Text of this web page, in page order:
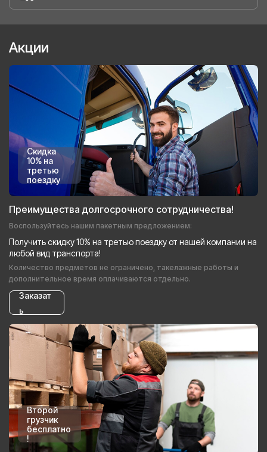
Акции
Скидка
10% на
третью
поездку
Преимущества долгосрочного сотрудничества!
Воспользуйтесь нашим пакетным предложением:
Получить скидку 10% на третью поездку от нашей компании на
любой вид транспорта!
Количество предметов не ограничено, такелажные работы и
дополнительное время оплачиваются отдельно.
Заказат
ь
Второй
грузчик
бесплатно
!